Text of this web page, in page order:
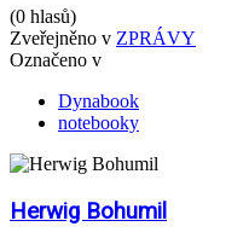
(0 hlasů)
Zveřejněno v ZPRÁVY
Označeno v
Dynabook
notebooky
Herwig Bohumil